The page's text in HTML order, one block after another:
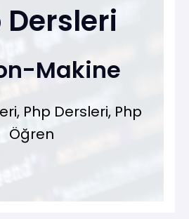
Dersleri
Makine
Php Dersleri, Php
Öğren